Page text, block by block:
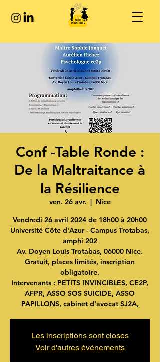
Conf -Table Ronde :
De la Maltraitance à
la Résilience
ven. 26 avr.
  |
Nice
Vendredi 26 avril 2024 de 18h00 à 20h00
Université Côte d'Azur - Campus Trotabas,
amphi 202
Av. Doyen Louis Trotabas, 06000 Nice.
Gratuit, places limités, inscription
obligatoire.
Intervenants : PETITS INVINCIBLES, CE2P,
AFPR, ASSO SOS SUICIDE, ASSO
Les inscriptions sont closes
Voir d'autres événements